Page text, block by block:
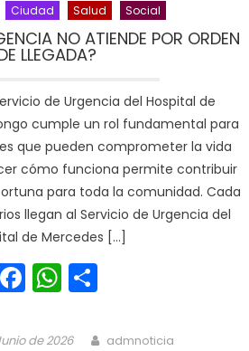
Ciudad Salud Social
NO ATIENDE POR ORDEN
LLEGADA?
de Urgencia del Hospital de
cumple un rol fundamental para
que pueden comprometer la vida
cómo funciona permite contribuir
para toda la comunidad. Cada
llegan al Servicio de Urgencia del
de Mercedes […]
Facebook
WhatsApp
de 2026 Author
admnoticia